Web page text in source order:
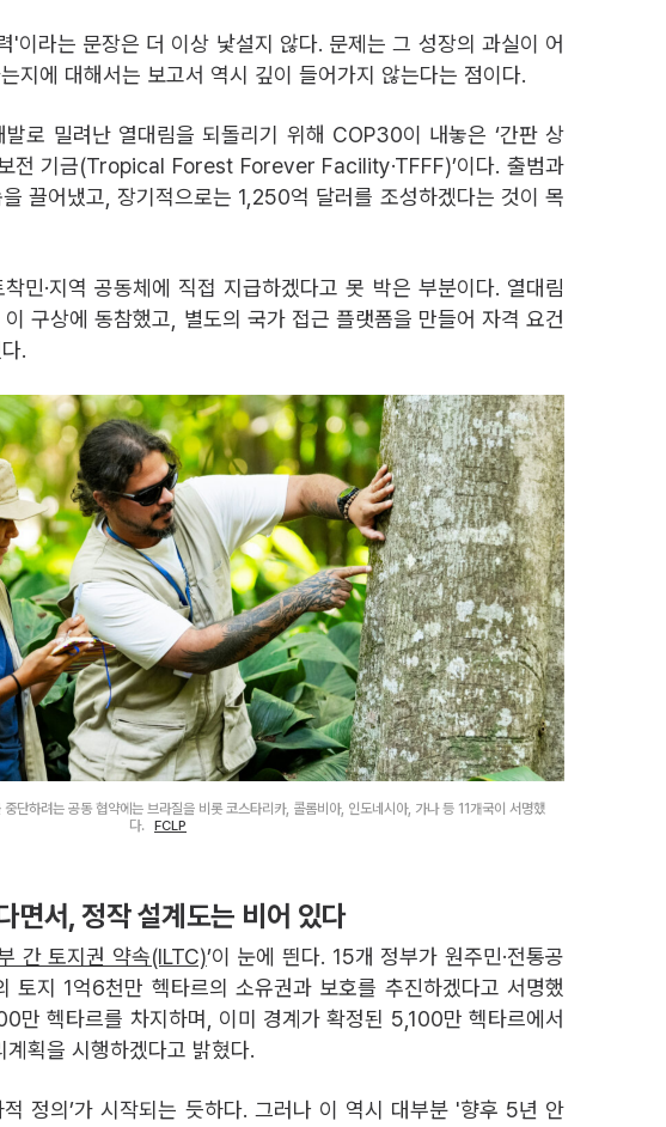
'이라는 문장은 더 이상 낯설지 않다. 문제는 그 성장의 과실이 어
지에 대해서는 보고서 역시 깊이 들어가지 않는다는 점이다.
로 밀려난 열대림을 되돌리기 위해 COP30이 내놓은 ‘간판 상
전 기금(Tropical Forest Forever Facility·TFFF)’이다. 출범과
끌어냈고, 장기적으로는 1,250억 달러를 조성하겠다는 것이 목
민·지역 공동체에 직접 지급하겠다고 못 박은 부분이다. 열대림
구상에 동참했고, 별도의 국가 접근 플랫폼을 만들어 자격 요건
.
단하려는 공동 협약에는 브라질을 비롯 코스타리카, 콜롬비아, 인도네시아, 가나 등 11개국이 서명했
다. FCLP
면서, 정작 설계도는 비어 있다
간 토지권 약속(ILTC)’이 눈에 띈다. 15개 정부가 원주민·전통공
토지 1억6천만 헥타르의 소유권과 보호를 추진하겠다고 서명했
만 헥타르를 차지하며, 이미 경계가 확정된 5,100만 헥타르에서
획을 시행하겠다고 밝혔다.
정의’가 시작되는 듯하다. 그러나 이 역시 대부분 '향후 5년 안